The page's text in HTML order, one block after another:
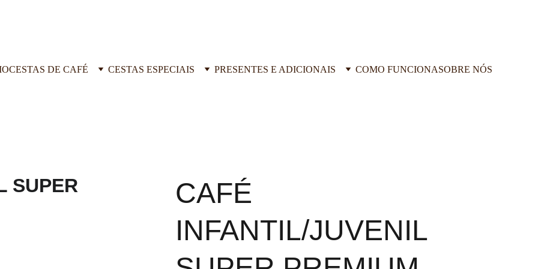
CESTAS DE CAFÉ CESTAS ESPECIAIS PRESENTES E ADICIONAIS COMO FUNCIONASOBRE NÓS
CAFÉ
INFANTIL/JUVENIL